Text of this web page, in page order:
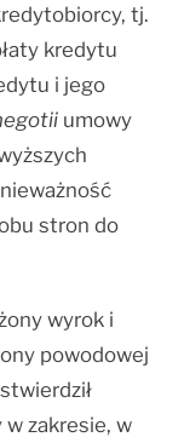
tj.
kredytu
i jego
umowy
stron do
wyrok i
powodowej
zakresie, w